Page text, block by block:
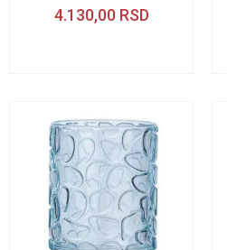
4.130,00 RSD